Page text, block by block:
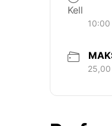
Kell